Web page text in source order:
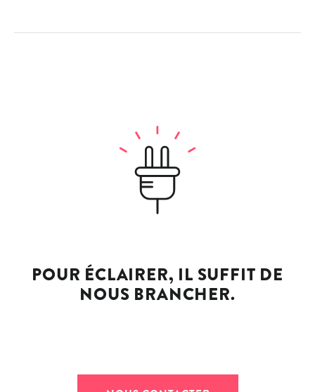
POUR ÉCLAIRER, IL SUFFIT DE
NOUS BRANCHER.